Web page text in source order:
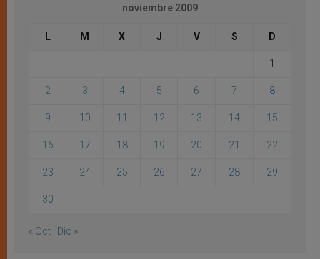
noviembre 2009
L M X J V S D
1
2 3 4 5 6 7 8
9 10 11 12 13 14 15
16 17 18 19 20 21 22
23 24 25 26 27 28 29
30
« Oct Dic »